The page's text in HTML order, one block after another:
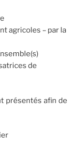
agricoles – par la
de
présentés afin de